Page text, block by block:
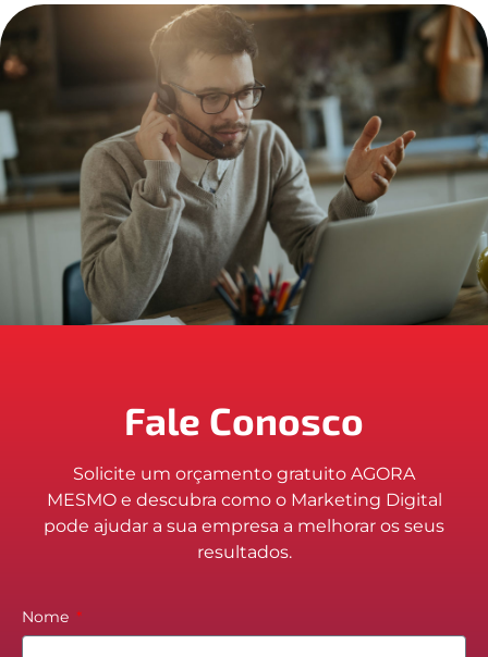
Fale Conosco
Solicite um orçamento gratuito AGORA
MESMO e descubra como o Marketing Digital
pode ajudar a sua empresa a melhorar os seus
resultados.
Nome